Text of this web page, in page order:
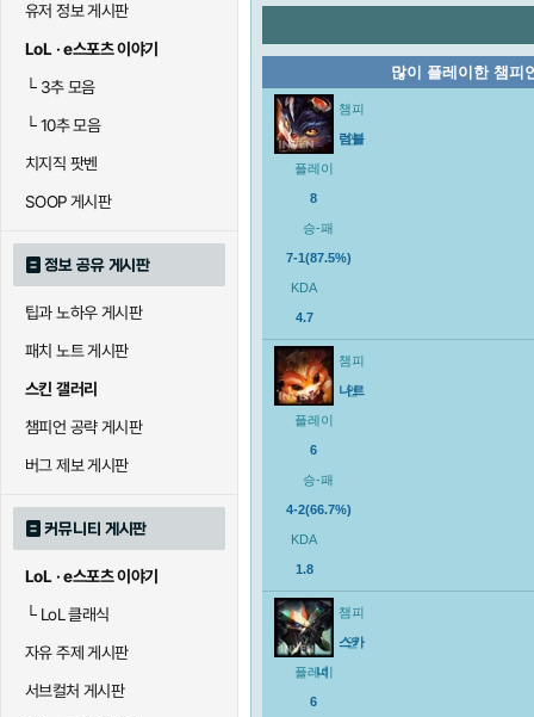
유저 정보 게시판
LoL · e스포츠 이야기
└3추 모음
└10추 모음
치지직 팟벤
SOOP 게시판
정보 공유 게시판
팁과 노하우 게시판
패치 노트 게시판
스킨 갤러리
챔피언 공략 게시판
버그 제보 게시판
커뮤니티 게시판
LoL · e스포츠 이야기
└LoL 클래식
자유 주제 게시판
서브컬처 게시판
많이 플레이한 챔피
챔피
언
럼블
플레이
8
승-패
7-1(87.5%)
KDA
4.7
챔피
언
나르
플레이
6
승-패
4-2(66.7%)
KDA
1.8
챔피
언
스카
너
플레이
6